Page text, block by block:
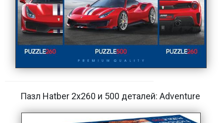
Пазл Hatber 2х260 и 500 деталей: Adventure